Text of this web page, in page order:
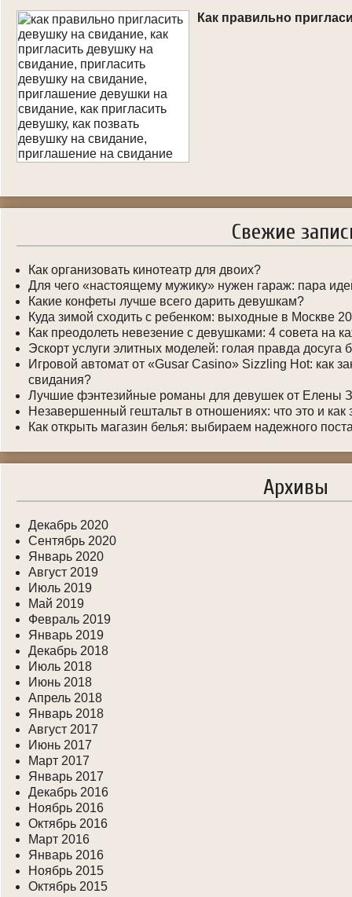
Как правильно
Свежие
Как организовать кинотеатр для двоих?
Для чего «настоящему мужику» нужен гараж: пара
Какие конфеты лучше всего дарить девушкам?
Куда зимой сходить с ребенком: выходные в Москве
Как преодолеть невезение с девушками: 4 совета на
Эскорт услуги элитных моделей: голая правда досуга
Игровой автомат от «Gusar Casino» Sizzling Hot: как
свидания?
Лучшие фэнтезийные романы для девушек от Елены
Незавершенный гештальт в отношениях: что это и как
Как открыть магазин белья: выбираем надежного
Архивы
Декабрь 2020
Сентябрь 2020
Январь 2020
Август 2019
Июль 2019
Май 2019
Февраль 2019
Январь 2019
Декабрь 2018
Июль 2018
Июнь 2018
Апрель 2018
Январь 2018
Август 2017
Июнь 2017
Март 2017
Январь 2017
Декабрь 2016
Ноябрь 2016
Октябрь 2016
Март 2016
Январь 2016
Ноябрь 2015
Октябрь 2015